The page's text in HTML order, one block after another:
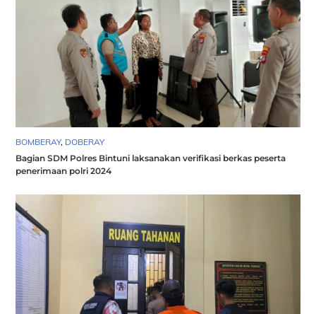
BOMBERAY, DOBERAY
Bagian SDM Polres Bintuni laksanakan verifikasi berkas peserta
penerimaan polri 2024